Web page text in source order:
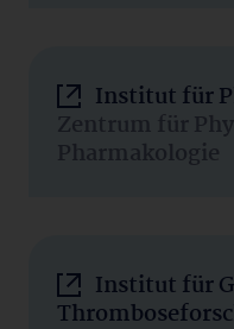
Institut für
Zentrum für
Pharmakologie
Institut für